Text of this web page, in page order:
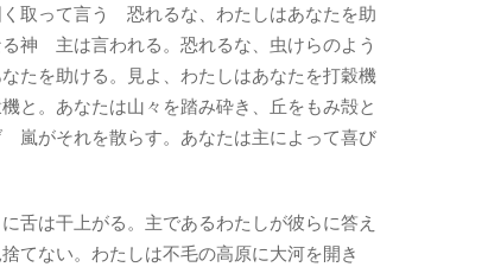
取って言う 恐れるな、わたしはあなたを助
神 主は言われる。恐れるな、虫けらのよう
たを助ける。見よ、わたしはあなたを打穀機
と。あなたは山々を踏み砕き、丘をもみ殻と
嵐がそれを散らす。あなたは主によって喜び
は干上がる。主であるわたしが彼らに答え
てない。わたしは不毛の高原に大河を開き